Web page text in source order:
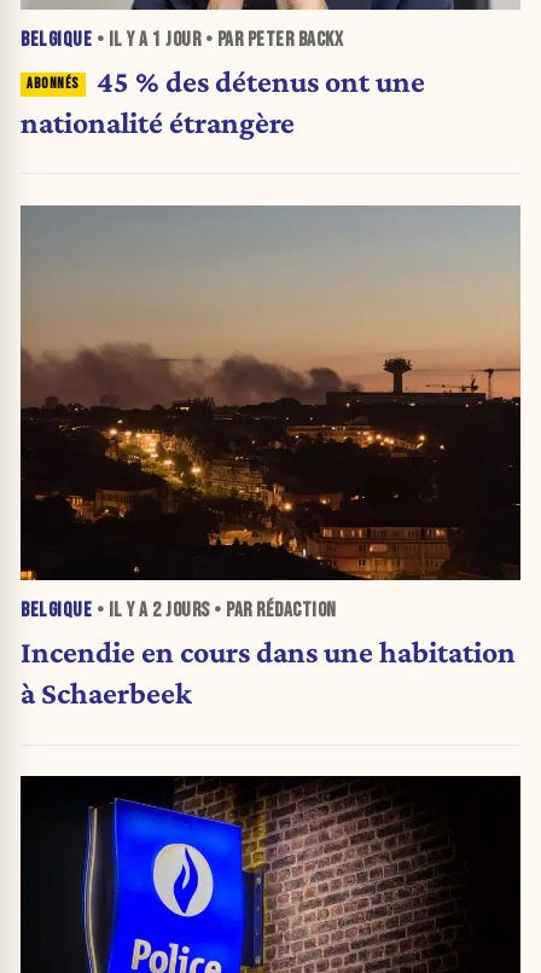
BELGIQUE • IL Y A 1 JOUR• PAR PETER BACKX
45 % des détenus ont une
nationalité étrangère
BELGIQUE • IL Y A 2 JOURS• PAR RÉDACTION
Incendie en cours dans une habitation
à Schaerbeek